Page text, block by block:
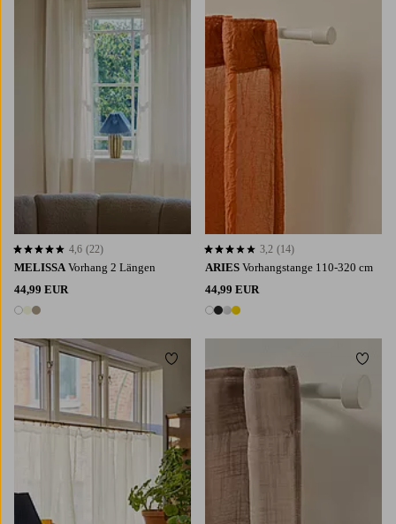
MELISSA Vorhang 2 Längen
44,99 EUR
3 Farben
4,6 basierend auf 22 Bewertungen
4,6 (22)
ARIES Vorhangstange 110-320 cm
44,99 EUR
4 Farben
3,2 basierend auf 14 Bewertungen
3,2 (14)
Zu Favoriten hinzufügen Zu